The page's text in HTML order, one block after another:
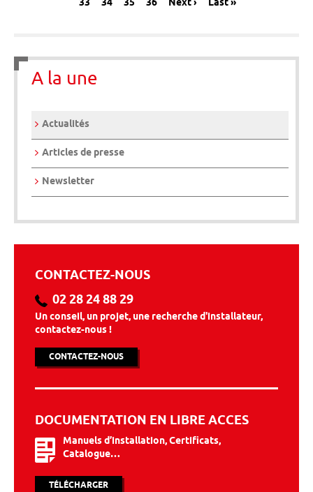
33
34 35 36 Next › Last »
A la une
Actualités
Articles de presse
Newsletter
CONTACTEZ-NOUS
02 28 24 88 29
Un conseil, un projet, une recherche d'installateur,
contactez-nous !
CONTACTEZ-NOUS
DOCUMENTATION EN LIBRE ACCES
Manuels d’installation, Certificats,
Catalogue…
TÉLÉCHARGER